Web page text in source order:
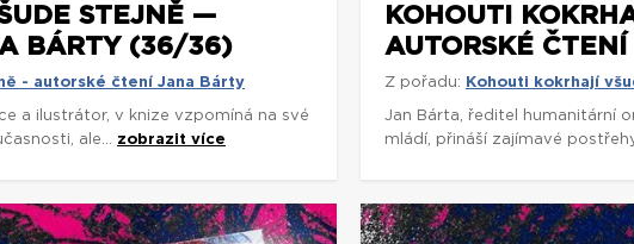
STEJNĚ —
BÁRTY (36/36)
- autorské čtení Jana Bárty
a ilustrátor, v knize vzpomíná na své
ale... zobrazit více
KOHOUTI
AUTORSKÉ
Z pořadu: Kohouti kokrhají
Jan Bárta, ředitel humanitární
mládí, přináší zajímavé